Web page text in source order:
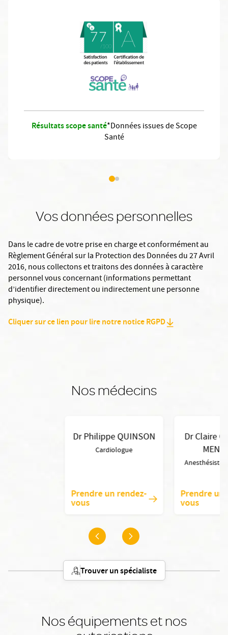
Résultats scope santé*Données issues de Scope
Santé
Vos données personnelles
Dans le cadre de votre prise en charge et conformément au
Règlement Général sur la Protection des Données du 27 Avril
2016, nous collectons et traitons des données à caractère
personnel vous concernant (informations permettant
d’identifier directement ou indirectement une personne
physique).
Cliquer sur ce lien pour lire notre notice RGPD
Nos médecins
Dr Philippe QUINSON
Cardiologue
Prendre un rendez-
vous
Dr Claire
Prendre un
vous
Trouver un spécialiste
Nos équipements et nos